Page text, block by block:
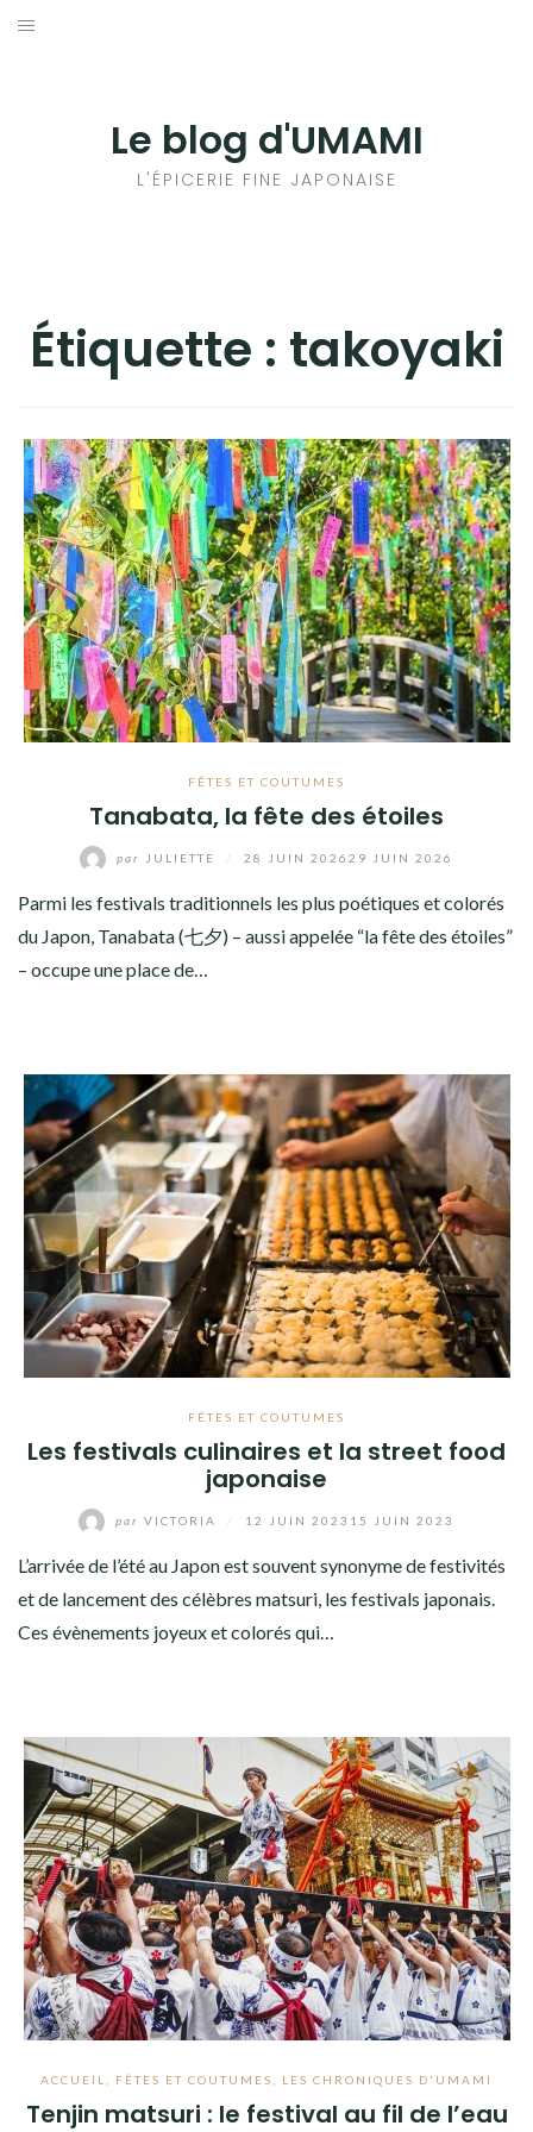
Aller
Le blog d'UMAMI
L'ÉPICERIE FINE JAPONAISE
Étiquette : takoyaki
FÊTES ET COUTUMES
Tanabata, la fête des étoiles
par JULIETTE 28 JUIN 2026 29 JUIN 2026
Parmi les festivals traditionnels les plus poétiques et colorés
du Japon, Tanabata (七夕) – aussi appelée “la fête des étoiles”
– occupe une place de…
FÊTES ET COUTUMES
Les festivals culinaires et la street food
japonaise
par VICTORIA 12 JUIN 2023 15 JUIN 2023
L’arrivée de l’été au Japon est souvent synonyme de festivités
et de lancement des célèbres matsuri, les festivals japonais.
Ces évènements joyeux et colorés qui…
ACCUEIL FÊTES ET COUTUMES LES CHRONIQUES D'UMAMI
Tenjin matsuri : le festival au fil de l’eau